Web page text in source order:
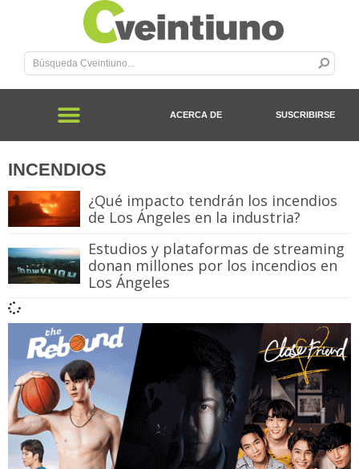
ACERCA DE SUSCRIBIRSE
INCENDIOS
¿Qué impacto tendrán los incendios
de Los Ángeles en la industria?
Estudios y plataformas de streaming
donan millones por los incendios en
Los Ángeles